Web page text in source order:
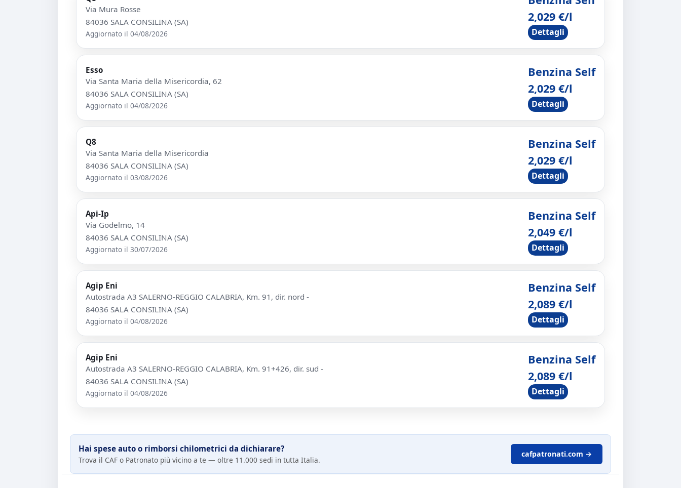
Via Mura Rosse
84036 SALA CONSILINA (SA)
Aggiornato il 04/08/2026
2,029 €/l
Dettagli
Esso
Via Santa Maria della Misericordia, 62
84036 SALA CONSILINA (SA)
Aggiornato il 04/08/2026
Benzina Self
2,029 €/l
Dettagli
Q8
Via Santa Maria della Misericordia
84036 SALA CONSILINA (SA)
Aggiornato il 03/08/2026
Benzina Self
2,029 €/l
Dettagli
Api-Ip
Via Godelmo, 14
84036 SALA CONSILINA (SA)
Aggiornato il 30/07/2026
Benzina Self
2,049 €/l
Dettagli
Agip Eni
Autostrada A3 SALERNO-REGGIO CALABRIA, Km. 91, dir. nord -
84036 SALA CONSILINA (SA)
Aggiornato il 04/08/2026
Benzina Self
2,089 €/l
Dettagli
Agip Eni
Autostrada A3 SALERNO-REGGIO CALABRIA, Km. 91+426, dir. sud -
84036 SALA CONSILINA (SA)
Aggiornato il 04/08/2026
Benzina Self
2,089 €/l
Dettagli
Hai spese auto o rimborsi chilometrici da dichiarare?
Trova il CAF o Patronato più vicino a te — oltre 11.000 sedi in tutta Italia.
cafpatronati.com →